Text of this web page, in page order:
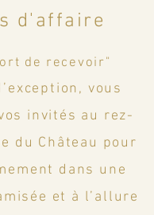
d'affaire
de recevoir"
vous
invités au rez-
du Château pour
dans une
et à l’allure